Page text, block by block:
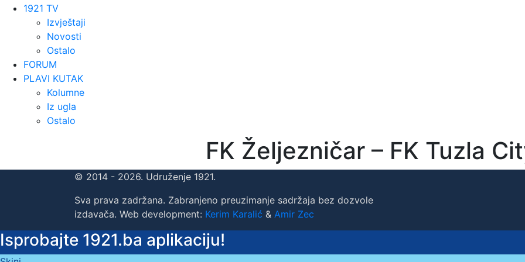
1921 TV
Izvještaji
Novosti
Ostalo
FORUM
PLAVI KUTAK
Kolumne
Iz ugla
Ostalo
FK Željezničar – FK Tuzla
© 2014 - 2026. Udruženje 1921.
Sva prava zadržana. Zabranjeno preuzimanje sadržaja bez dozvole
izdavača. Web development: Kerim Karalić & Amir Zec
Isprobajte 1921.ba aplikaciju!